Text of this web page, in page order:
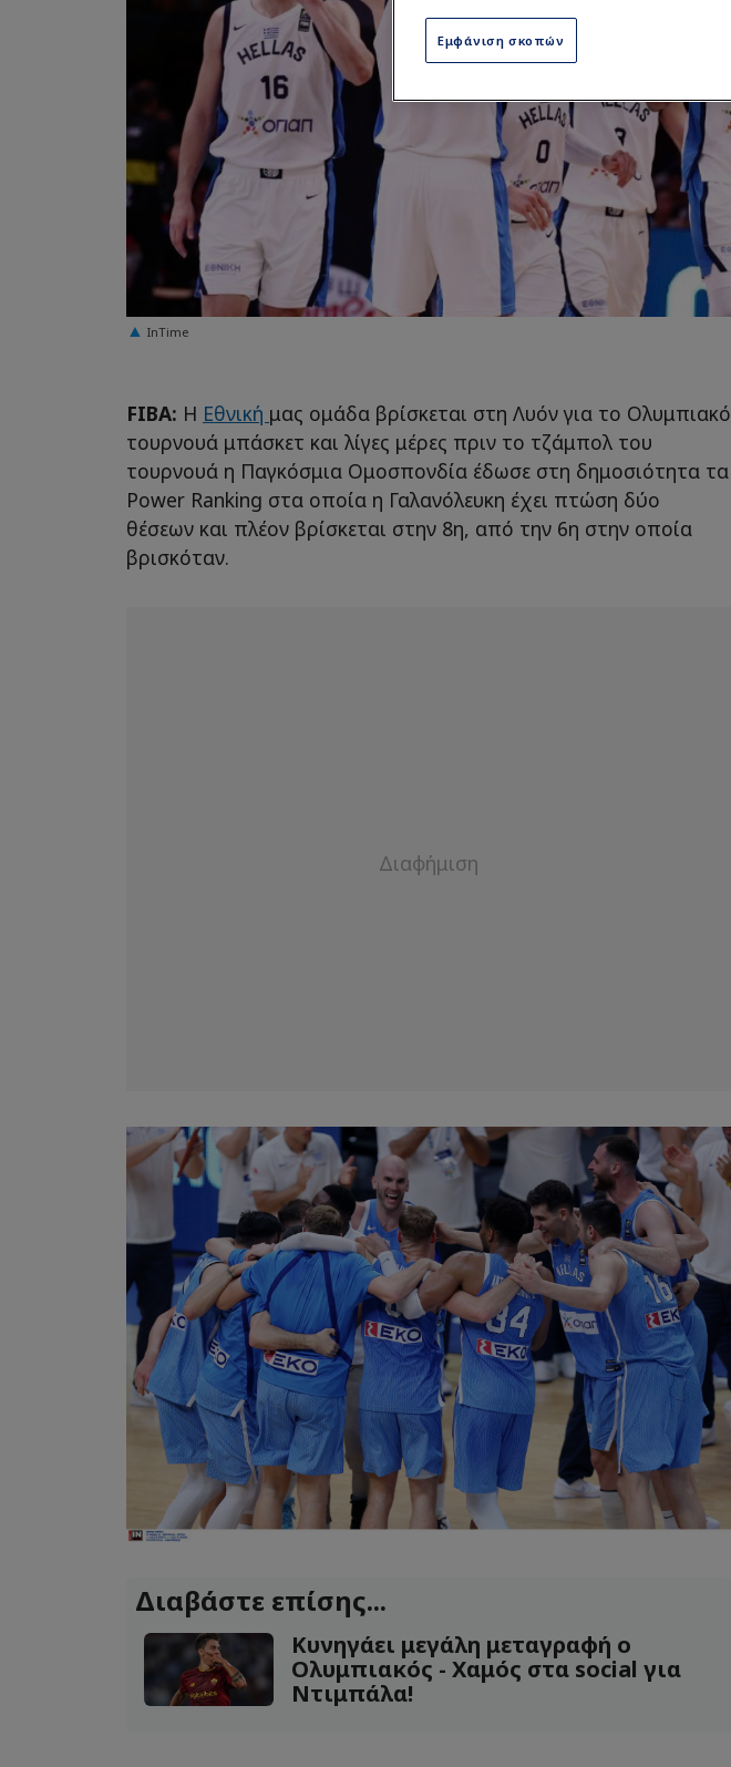
InTime
FIBA: Η Εθνική μας ομάδα βρίσκεται στη Λυόν για το Ολυμπιακό
τουρνουά μπάσκετ και λίγες μέρες πριν το τζάμπολ του
τουρνουά η Παγκόσμια Ομοσπονδία έδωσε στη δημοσιότητα τα
Power Ranking στα οποία η Γαλανόλευκη έχει πτώση δύο
θέσεων και πλέον βρίσκεται στην 8η, από την 6η στην οποία
βρισκόταν.
Διαβάστε επίσης...
Κυνηγάει μεγάλη μεταγραφή ο
Ολυμπιακός - Χαμός στα social για
Ντιμπάλα!
Εμφάνιση σκοπών